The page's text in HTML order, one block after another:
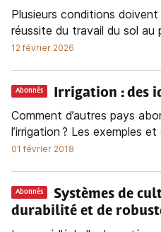
Plusieurs conditions
réussite du travail du sol au
12 février 2026
Abonnés Irrigation : des
Comment d’autres pays
l’irrigation ? Les exemples
01 février 2018
Abonnés Systèmes de
durabilité et de